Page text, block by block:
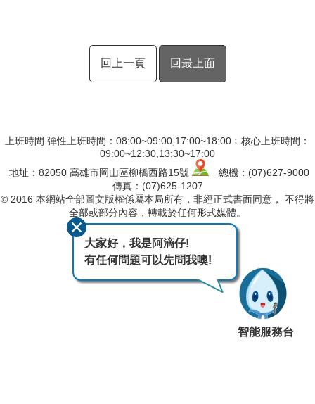
回上一頁 回最上面
上班時間 彈性上班時間：08:00~09:00,17:00~18:00﹔核心上班時間：
09:00~12:30,13:30~17:00
地址：82050 高雄市岡山區柳橋西路15號
總機：(07)627-9000
傳真：(07)625-1207
© 2016 本網站全部圖文版權係屬本局所有，非經正式書面同意， 不得將
全部或部分內容，轉載於任何形式媒體。
最後異動日期115-08-06
瀏覽人次565
大家好，我是阿滴仔!
有任何問題可以先問我噢!
智能服務台